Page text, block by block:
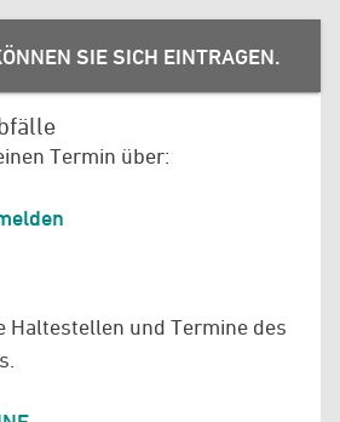
SPEICHERN
SIE SICH EINTRAGEN.
erinnert werden?
Uhrzeit *
Termin über:
Haltestellen und Termine des